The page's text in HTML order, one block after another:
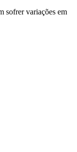
sofrer variações em